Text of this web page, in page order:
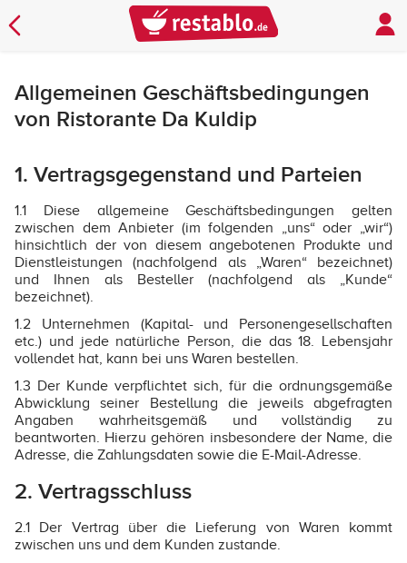
Allgemeinen Geschäftsbedingungen
von Ristorante Da Kuldip
1. Vertragsgegenstand und Parteien
1.1 Diese allgemeine Geschäftsbedingungen gelten
zwischen dem Anbieter (im folgenden „uns“ oder „wir“)
hinsichtlich der von diesem angebotenen Produkte und
Dienstleistungen (nachfolgend als „Waren“ bezeichnet)
und Ihnen als Besteller (nachfolgend als „Kunde“
bezeichnet).
1.2 Unternehmen (Kapital- und Personengesellschaften
etc.) und jede natürliche Person, die das 18. Lebensjahr
vollendet hat, kann bei uns Waren bestellen.
1.3 Der Kunde verpflichtet sich, für die ordnungsgemäße
Abwicklung seiner Bestellung die jeweils abgefragten
Angaben wahrheitsgemäß und vollständig zu
beantworten. Hierzu gehören insbesondere der Name, die
Adresse, die Zahlungsdaten sowie die E-Mail-Adresse.
2. Vertragsschluss
2.1 Der Vertrag über die Lieferung von Waren kommt
zwischen uns und dem Kunden zustande.